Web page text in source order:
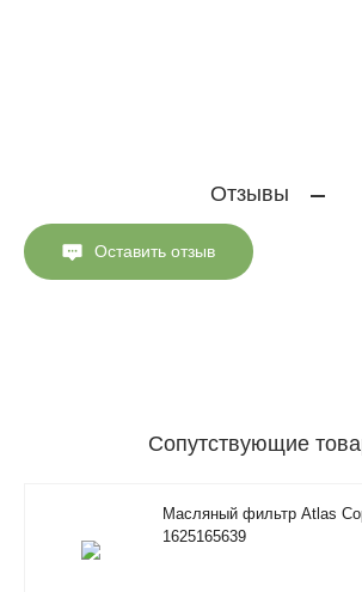
Отзывы
Оставить отзыв
Сопутствующие
Масляный фильтр Atlas
1625165639